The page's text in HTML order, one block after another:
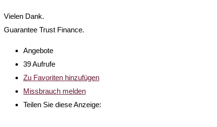
Vielen Dank.
Guarantee Trust Finance.
Angebote
39 Aufrufe
Zu Favoriten hinzufügen
Missbrauch melden
Teilen Sie diese Anzeige: